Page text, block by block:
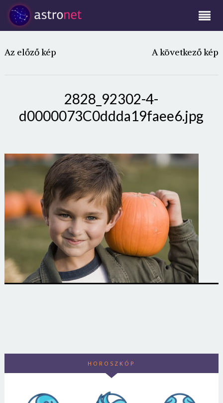
Az előző kép A következő kép
2828_92302-4-
d0000073C0ddda19faee6.jpg
HOROSZKÓP